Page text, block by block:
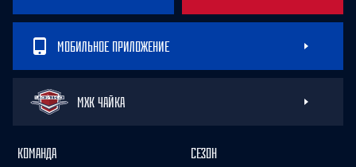
МОБИЛЬНОЕ ПРИЛОЖЕНИЕ
МХК ЧАЙКА
КОМАНДА СЕЗОН